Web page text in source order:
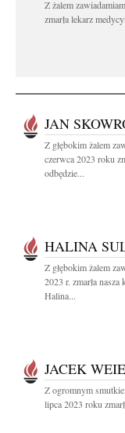
Z żalem
zmarła lekarz
JAN
Z głębokim żalem
czerwca 2023 roku
odbędzie...
HALINA
Z głębokim żalem
2023 r. zmarła
Halina...
JACEK
Z ogromnym
lipca 2023 roku